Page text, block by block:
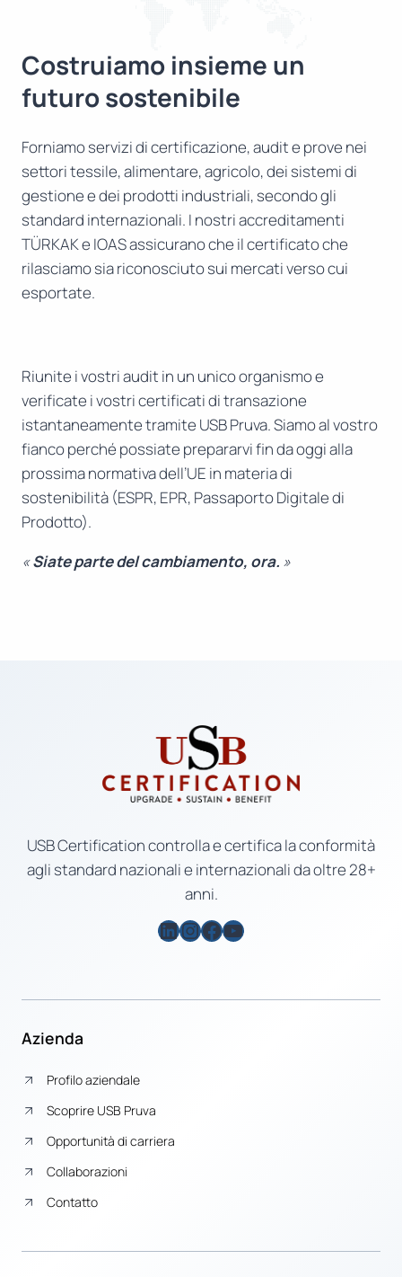
Costruiamo insieme un
futuro sostenibile
Forniamo servizi di certificazione, audit e prove nei
settori tessile, alimentare, agricolo, dei sistemi di
gestione e dei prodotti industriali, secondo gli
standard internazionali. I nostri accreditamenti
TÜRKAK e IOAS assicurano che il certificato che
rilasciamo sia riconosciuto sui mercati verso cui
esportate.
Riunite i vostri audit in un unico organismo e
verificate i vostri certificati di transazione
istantaneamente tramite USB Pruva. Siamo al vostro
fianco perché possiate prepararvi fin da oggi alla
prossima normativa dell’UE in materia di
sostenibilità (ESPR, EPR, Passaporto Digitale di
Prodotto).
«Siate parte del cambiamento, ora. »
USB Certification controlla e certifica la conformità
agli standard nazionali e internazionali da oltre 28+
anni.
LinkedIn
Instagram
Facebook
YouTube
Azienda
Profilo aziendale
Scoprire USB Pruva
Opportunità di carriera
Collaborazioni
Contatto